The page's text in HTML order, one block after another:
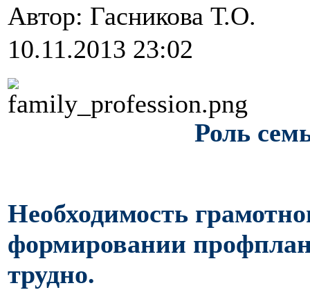
Автор: Гасникова Т.О.
10.11.2013 23:02
Роль
Необходимость
формировании
трудно.